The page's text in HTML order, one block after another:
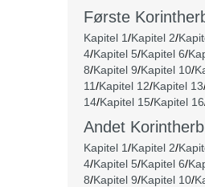
Første
Kapitel 1/Kapitel 2/
4/Kapitel 5/Kapitel 6/
8/Kapitel 9/Kapitel 10/
11/Kapitel 12/Kapitel 13
14/Kapitel 15/Kapitel 16
Andet
Kapitel 1/Kapitel 2/
4/Kapitel 5/Kapitel 6/
8/Kapitel 9/Kapitel 10/